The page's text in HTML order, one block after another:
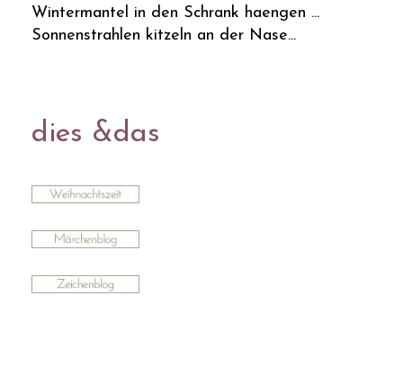
Wintermantel in den Schrank haengen ...
Sonnenstrahlen kitzeln an der Nase...
dies &das